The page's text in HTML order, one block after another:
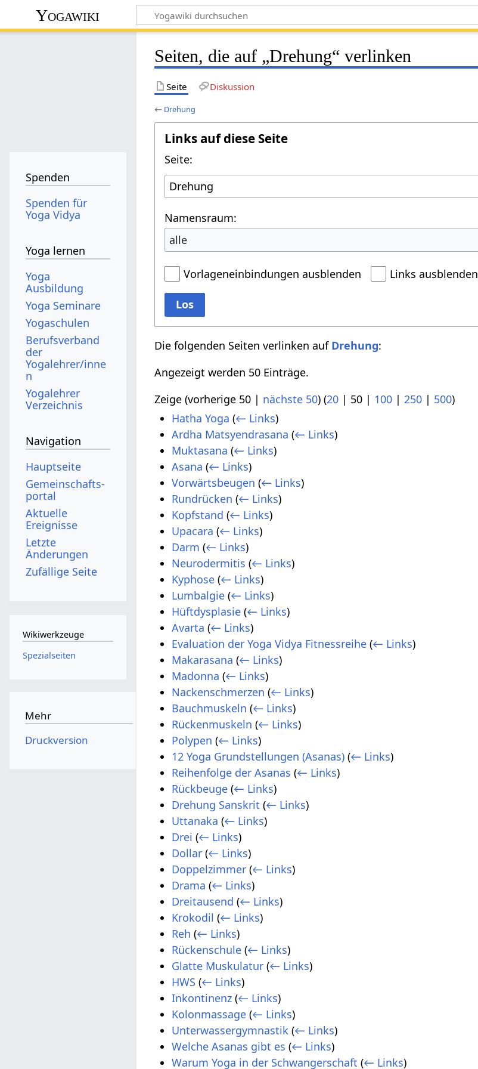
Yogawiki
Seiten, die auf „Drehung“ verlinken
Seite Diskussion
← Drehung
Links auf diese Seite
Seite:
Namensraum:
alle
Vorlageneinbindungen ausblenden Links ausblenden
Los
Die folgenden Seiten verlinken auf Drehung:
Angezeigt werden 50 Einträge.
Zeige (vorherige 50 | nächste 50) (20 | 50 | 100 |250 | 500)
Hatha Yoga (← Links)
Ardha Matsyendrasana (← Links)
Muktasana (← Links)
Asana (← Links)
Vorwärtsbeugen (← Links)
Rundrücken (← Links)
Kopfstand (← Links)
Upacara (← Links)
Darm (← Links)
Neurodermitis (← Links)
Kyphose (← Links)
Lumbalgie (← Links)
Hüftdysplasie (← Links)
Avarta (← Links)
Evaluation der Yoga Vidya Fitnessreihe (← Links)
Makarasana (← Links)
Madonna (← Links)
Nackenschmerzen (← Links)
Bauchmuskeln (← Links)
Rückenmuskeln (← Links)
Polypen (← Links)
12 Yoga Grundstellungen (Asanas) (← Links)
Reihenfolge der Asanas (← Links)
Rückbeuge (← Links)
Drehung Sanskrit (← Links)
Uttanaka (← Links)
Drei (← Links)
Dollar (← Links)
Doppelzimmer (← Links)
Drama (← Links)
Dreitausend (← Links)
Krokodil (← Links)
Reh (← Links)
Rückenschule (← Links)
Glatte Muskulatur (← Links)
HWS (← Links)
Inkontinenz (← Links)
Kolonmassage (← Links)
Unterwassergymnastik (← Links)
Welche Asanas gibt es (← Links)
Warum Yoga in der Schwangerschaft (← Links)
Spenden
Spenden für
Yoga Vidya
Yoga lernen
Yoga
Ausbildung
Yoga Seminare
Yogaschulen
Berufsverband
der
Yogalehrer/inne
n
Yogalehrer
Verzeichnis
Navigation
Hauptseite
Gemeinschafts­
portal
Aktuelle
Ereignisse
Letzte
Änderungen
Zufällige Seite
Wikiwerkzeuge
Spezialseiten
Mehr
Druckversion